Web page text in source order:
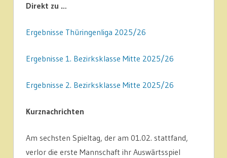
Direkt zu …
Ergebnisse Thüringenliga 2025/26
Ergebnisse 1. Bezirksklasse Mitte 2025/26
Ergebnisse 2. Bezirksklasse Mitte 2025/26
Kurznachrichten
Am sechsten Spieltag, der am 01.02. stattfand,
verlor die erste Mannschaft ihr Auswärtsspiel